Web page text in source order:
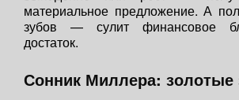
материальное предложение. А
зубов — сулит финансовое
достаток.
Сонник Миллера: золотые